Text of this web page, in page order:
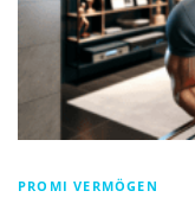
PROMI VERMÖGEN